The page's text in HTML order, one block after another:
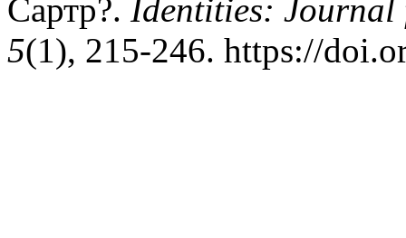
Сартр?. Identities:
5(1), 215-246. https://